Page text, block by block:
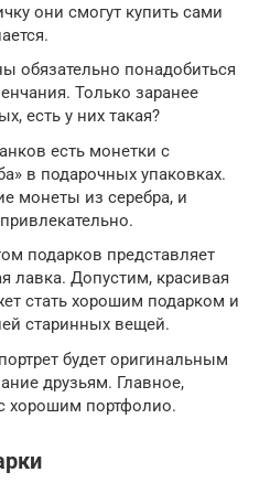
они смогут купить сами
обязательно понадобиться
Только заранее
есть у них такая?
есть монетки с
в подарочных упаковках.
монеты из серебра, и
подарков представляет
лавка. Допустим, красивая
стать хорошим подарком и
старинных вещей.
будет оригинальным
друзьям. Главное,
хорошим портфолио.